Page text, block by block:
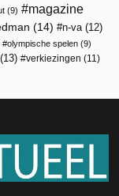
(9)
magazine
(14) n-va (12)
olympische spelen (9)
(13) verkiezingen (11)